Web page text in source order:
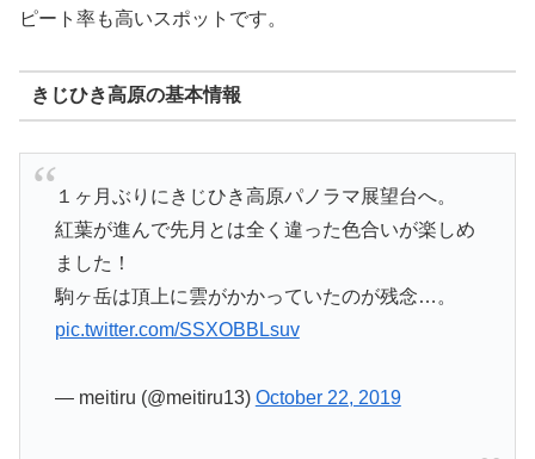
ピート率も高いスポットです。
きじひき高原の基本情報
１ヶ月ぶりにきじひき高原パノラマ展望台へ。
紅葉が進んで先月とは全く違った色合いが楽しめ
ました！
駒ヶ岳は頂上に雲がかかっていたのが残念…。
pic.twitter.com/SSXOBBLsuv
— meitiru (@meitiru13) October 22, 2019